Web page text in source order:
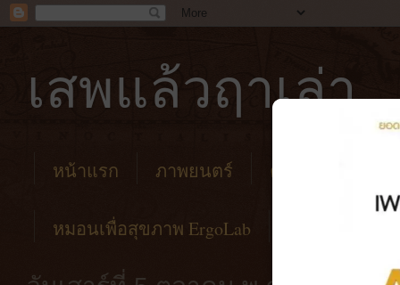
เสพแล้วฤาเล่า
หน้าแรก ภาพยนตร์ คาเฟ่
หมอนเพื่อสุขภาพ ErgoLab